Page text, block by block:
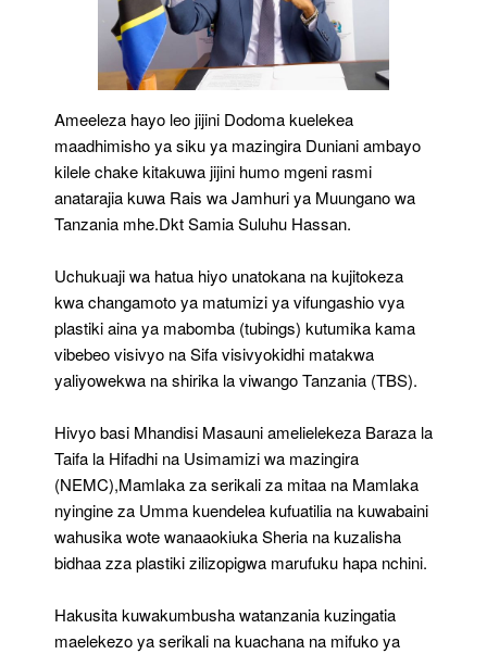
Ameeleza hayo leo jijini Dodoma kuelekea
maadhimisho ya siku ya mazingira Duniani ambayo
kilele chake kitakuwa jijini humo mgeni rasmi
anatarajia kuwa Rais wa Jamhuri ya Muungano wa
Tanzania mhe.Dkt Samia Suluhu Hassan.
Uchukuaji wa hatua hiyo unatokana na kujitokeza
kwa changamoto ya matumizi ya vifungashio vya
plastiki aina ya mabomba (tubings) kutumika kama
vibebeo visivyo na Sifa visivyokidhi matakwa
yaliyowekwa na shirika la viwango Tanzania (TBS).
Hivyo basi Mhandisi Masauni amelielekeza Baraza la
Taifa la Hifadhi na Usimamizi wa mazingira
(NEMC),Mamlaka za serikali za mitaa na Mamlaka
nyingine za Umma kuendelea kufuatilia na kuwabaini
wahusika wote wanaaokiuka Sheria na kuzalisha
bidhaa zza plastiki zilizopigwa marufuku hapa nchini.
Hakusita kuwakumbusha watanzania kuzingatia
maelekezo ya serikali na kuachana na mifuko ya